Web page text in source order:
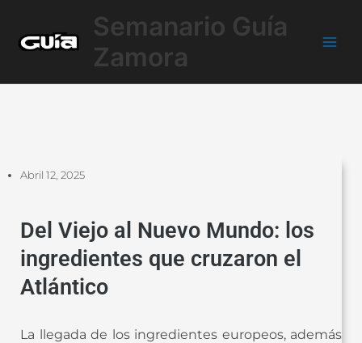
contenido
Semanario Guía
Zamora
Abril 12, 2025
Del Viejo al Nuevo Mundo: los
ingredientes que cruzaron el
Atlántico
La llegada de los ingredientes europeos, además